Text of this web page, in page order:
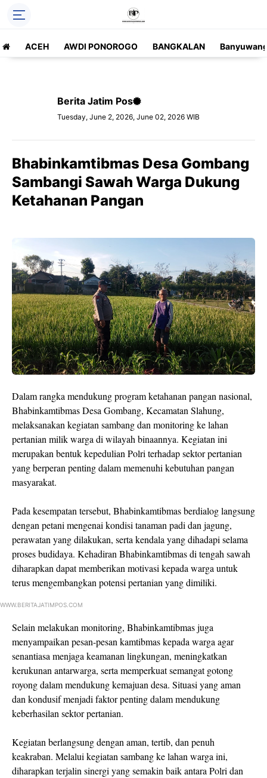
ACEH AWDI PONOROGO BANGKALAN
Berita Jatim Pos
Tuesday, June 2, 2026, June 02, 2026 WIB
Bhabinkamtibmas Desa Gombang
Sambangi Sawah Warga Dukung
Ketahanan Pangan
Dalam rangka mendukung program ketahanan pangan nasional,
Bhabinkamtibmas Desa Gombang, Kecamatan Slahung,
melaksanakan kegiatan sambang dan monitoring ke lahan
pertanian milik warga di wilayah binaannya. Kegiatan ini
merupakan bentuk kepedulian Polri terhadap sektor pertanian
yang berperan penting dalam memenuhi kebutuhan pangan
masyarakat.
Pada kesempatan tersebut, Bhabinkamtibmas berdialog langsung
dengan petani mengenai kondisi tanaman padi dan jagung,
perawatan yang dilakukan, serta kendala yang dihadapi selama
proses budidaya. Kehadiran Bhabinkamtibmas di tengah sawah
diharapkan dapat memberikan motivasi kepada warga untuk
terus mengembangkan potensi pertanian yang dimiliki.
WWW.BERITAJATIMPOS.COM
Selain melakukan monitoring, Bhabinkamtibmas juga
menyampaikan pesan-pesan kamtibmas kepada warga agar
senantiasa menjaga keamanan lingkungan, meningkatkan
kerukunan antarwarga, serta memperkuat semangat gotong
royong dalam mendukung kemajuan desa. Situasi yang aman
dan kondusif menjadi faktor penting dalam mendukung
keberhasilan sektor pertanian.
Kegiatan berlangsung dengan aman, tertib, dan penuh
keakraban. Melalui kegiatan sambang ke lahan warga ini,
diharapkan terjalin sinergi yang semakin baik antara Polri dan